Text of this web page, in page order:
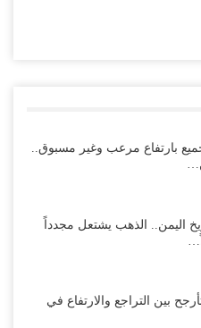
بارتفاع مرعب وغير مسبوق..
اليمن.. الذهب يشتعل مجدداً
بين التراجع والارتفاع في